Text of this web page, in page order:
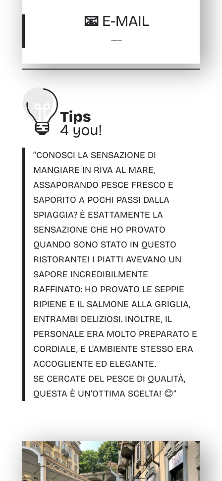
📧 E-MAIL
—–
“CONOSCI LA SENSAZIONE DI
MANGIARE IN RIVA AL MARE,
ASSAPORANDO PESCE FRESCO E
SAPORITO A POCHI PASSI DALLA
SPIAGGIA? È ESATTAMENTE LA
SENSAZIONE CHE HO PROVATO
QUANDO SONO STATO IN QUESTO
RISTORANTE! I PIATTI AVEVANO UN
SAPORE INCREDIBILMENTE
RAFFINATO: HO PROVATO LE SEPPIE
RIPIENE E IL SALMONE ALLA GRIGLIA,
ENTRAMBI DELIZIOSI. INOLTRE, IL
PERSONALE ERA MOLTO PREPARATO E
CORDIALE, E L’AMBIENTE STESSO ERA
ACCOGLIENTE ED ELEGANTE.
SE CERCATE DEL PESCE DI QUALITÀ,
QUESTA È UN’OTTIMA SCELTA! 😊”